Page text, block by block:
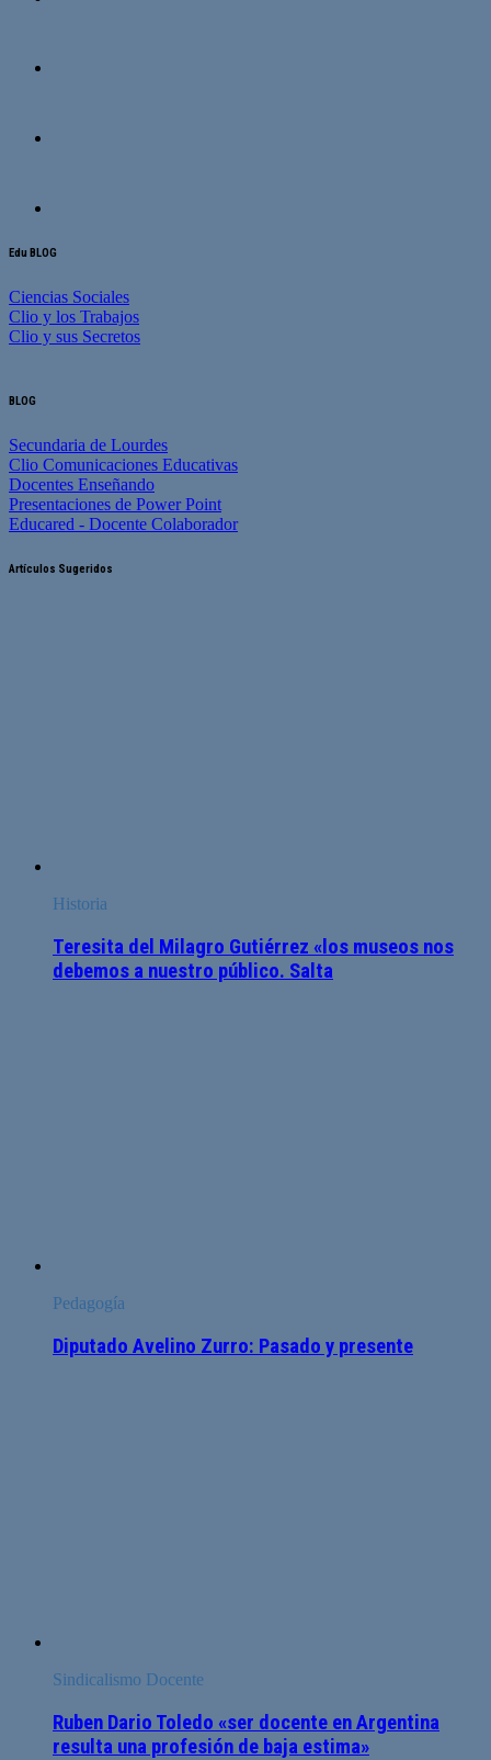
Edu BLOG
Ciencias Sociales
Clio y los Trabajos
Clio y sus Secretos
BLOG
Secundaria de Lourdes
Clio Comunicaciones Educativas
Docentes Enseñando
Presentaciones de Power Point
Educared - Docente Colaborador
Artículos Sugeridos
Historia
Teresita del Milagro Gutiérrez «los museos nos
debemos a nuestro público. Salta
Pedagogía
Diputado Avelino Zurro: Pasado y presente
Sindicalismo Docente
Ruben Dario Toledo «ser docente en Argentina
resulta una profesión de baja estima»